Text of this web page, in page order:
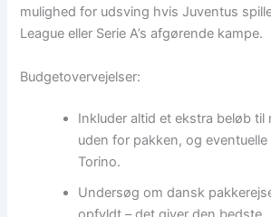
mulighed for udsving hvis Juventus
League eller Serie A’s afgørende kampe.
Budgetovervejelser:
Inkluder altid et ekstra beløb
uden for pakken, og eventuelle
Torino.
Undersøg om dansk